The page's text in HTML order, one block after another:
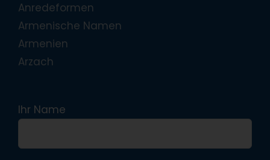
Anredeformen
Armenische Namen
Armenien
Arzach
Ihr Name